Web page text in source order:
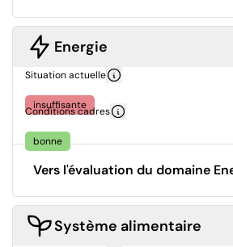
Energie
Situation actuelle
insuffisante
Conditions cadres
bonne
Vers l'évaluation du domaine
Système alimentaire